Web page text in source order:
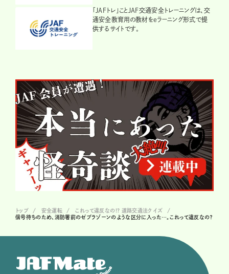
「JAFトレ」ことJAF交通安全トレーニングは、交
通安全教育用の教材をeラーニング形式で提
供するサイトです。
トップ 安全運転
これって違反なの!? 道路交通法クイズ
信号待ちのため、消防署前のゼブラゾーンのような区分に入った…。これって違反なの？